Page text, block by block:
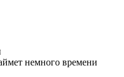
немного времени